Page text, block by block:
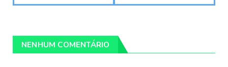
NENHUM COMENTÁRIO